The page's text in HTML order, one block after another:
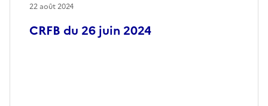
CRFB du 26 juin 2024
22 août 2024